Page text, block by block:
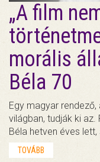
„A film
morális
Béla 70
Egy magyar
világban, tudják ki
Béla hetven éves lett,
TOVÁBB